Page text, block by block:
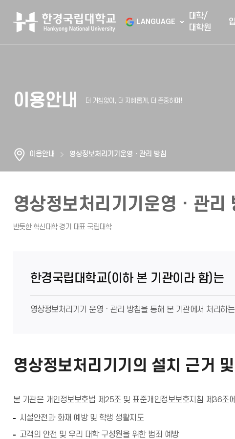
LANGUAGE
대학/
대학원
이용안내
이용안내 영상정보처리기기운영ㆍ관리 방침
영상정보처리기기운영ㆍ관리
한경국립대학교(이하 본 기관이라 함)는
영상정보처리기기 운영ㆍ관리 방침을 통해 본 기관에서 처리하
영상정보처리기기의 설치 근거
본 기관은 개인정보보호법 제25조 및 표준개인정보보호지침 제36조
시설안전과 화재 예방 및 학생 생활지도
고객의 안전 및 우리 대학 구성원을 위한 범죄 예방